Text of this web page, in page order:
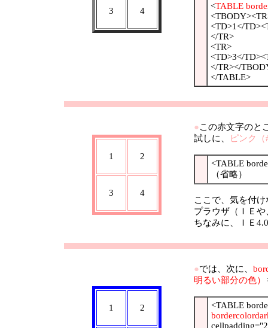
3 4 <TABLE
<TD>1</
</TR>
<TR>
<TD>3</
</TR></
</TABLE>
1 2
3 4
●この赤文字のと
試しに、
ピンク
<TABLE
（省略）
ここで、気を付
プラウザ（ＩＥ
ちなみに、ＩＥ
1 2
●では、次に、
明るい部分の色）
<TABLE